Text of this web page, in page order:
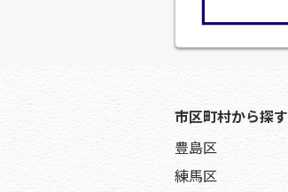
市区町村から探す
豊島区
練馬区